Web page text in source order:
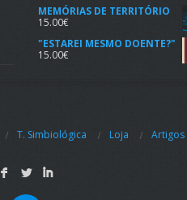
MEMÓRIAS DE TERRITÓRIO
15.00€
"ESTAREI MESMO DOENTE?"
15.00€
T. Simbiológica Loja Artigos
F L I